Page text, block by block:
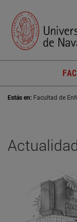
Estás en: Facultad de